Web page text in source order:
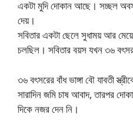
একটা মুদি দোকান আছে। সচ্ছল
দেয়।
সবিতার একটা ছেলে সুধাময় আর
চলছিল। সবিতার বয়স যখন ৩৬
৩৬ বৎসরের বাঁধ ভাঙ্গা বৌ যাবতী
সারাদিন জমি চাষ আবাদ, তারপর
দিকে নজর দেন নি।